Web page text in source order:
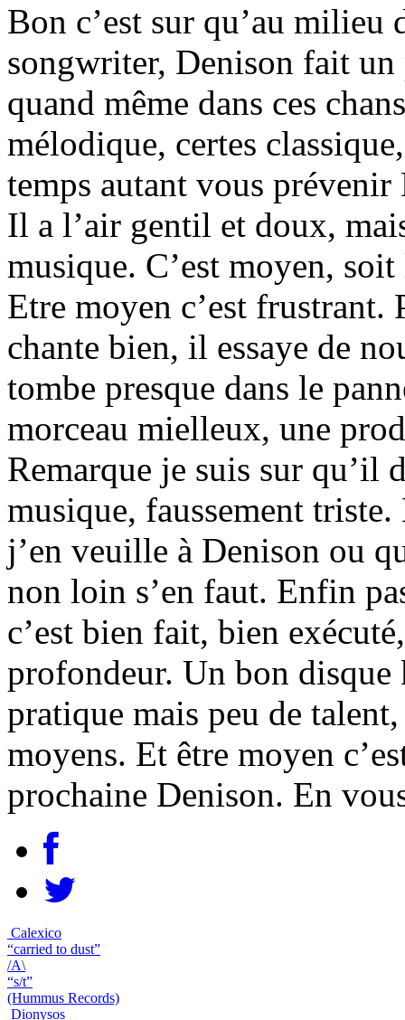
Bon c’est sur qu’au
songwriter, Denison fait
quand même dans ces
mélodique, certes
temps autant vous
Il a l’air gentil et doux,
musique. C’est moyen,
Etre moyen c’est
chante bien, il essaye de
tombe presque dans le
morceau mielleux, une
Remarque je suis sur qu’il
musique, faussement
j’en veuille à Denison ou
non loin s’en faut. Enfin
c’est bien fait, bien
profondeur. Un bon
pratique mais peu de
moyens. Et être moyen
prochaine Denison. En
Calexico
“carried to dust”
/A\
“s/t”
(Hummus Records)
Dionysos